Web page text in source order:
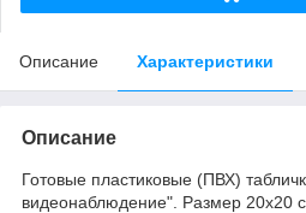
Описание Характеристики
Описание
Готовые пластиковые (ПВХ)
видеонаблюдение". Размер 20х20